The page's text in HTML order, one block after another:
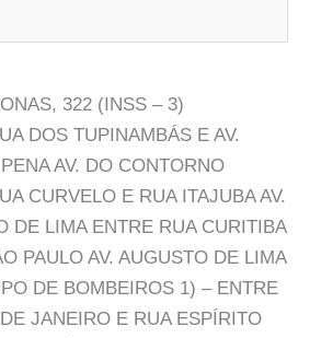
322 (INSS – 3)
DOS TUPINAMBÁS E AV.
AV. DO CONTORNO
CURVELO E RUA ITAJUBA AV.
DE LIMA ENTRE RUA CURITIBA
PAULO AV. AUGUSTO DE LIMA
DE BOMBEIROS 1) – ENTRE
JANEIRO E RUA ESPÍRITO